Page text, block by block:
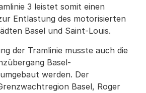
3 leistet somit einen
Entlastung des motorisierten
Basel und Saint-Louis.
der Tramlinie musste auch die
Basel-
werden. Der
Basel, Roger